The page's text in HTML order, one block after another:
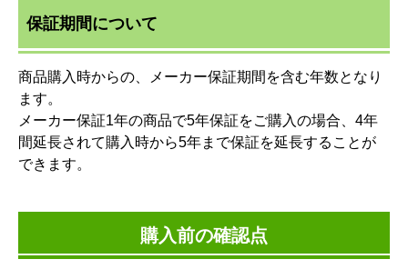
保証期間について
商品購入時からの、メーカー保証期間を含む年数となり
ます。
メーカー保証1年の商品で5年保証をご購入の場合、4年
間延長されて購入時から5年まで保証を延長することが
できます。
購入前の確認点